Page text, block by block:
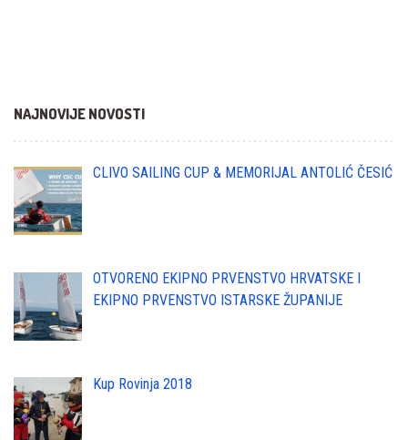
NAJNOVIJE NOVOSTI
CLIVO SAILING CUP & MEMORIJAL ANTOLIĆ ČESIĆ
OTVORENO EKIPNO PRVENSTVO HRVATSKE I
EKIPNO PRVENSTVO ISTARSKE ŽUPANIJE
Kup Rovinja 2018